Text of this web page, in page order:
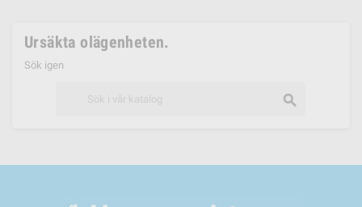
Ursäkta olägenheten.
Sök igen
search